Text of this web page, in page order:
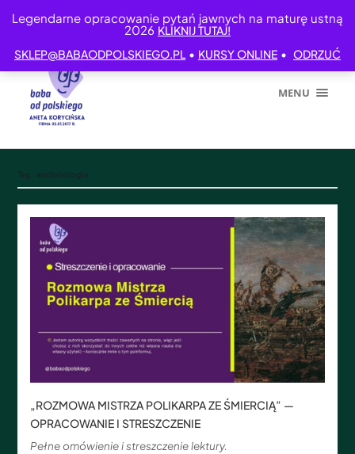
Legendarne opracowanie pytań jawnych na maturę ustną
2026 KLIKNIJ TUTAJ!
SKLEP@BABAODPOLSKIEGO.PL • KURSY ONLINE • ODRZUĆ
MENU
„ROZMOWA MISTRZA POLIKARPA ZE ŚMIERCIĄ” —
OPRACOWANIE I STRESZCZENIE
Pełne omówienie i streszczenie lektury.